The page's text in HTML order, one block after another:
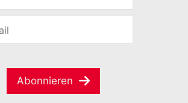
M
V
o
r
Abonnieren